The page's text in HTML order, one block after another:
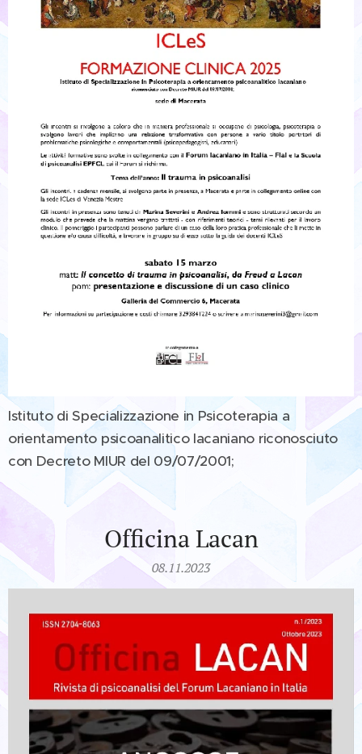
Istituto di Specializzazione in Psicoterapia a
orientamento psicoanalitico lacaniano riconosciuto
con Decreto MIUR del 09/07/2001;
Officina Lacan
08.11.2023